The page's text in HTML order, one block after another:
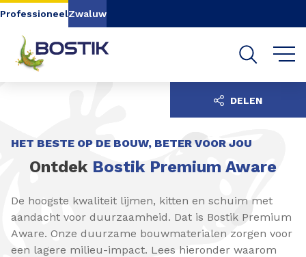
Go to content Go to navigation
ProfessioneelZwaluw
HET BESTE OP DE BOUW, BETER VOOR JOU
Ontdek Bostik Premium Aware
De hoogste kwaliteit lijmen, kitten en schuim met
aandacht voor duurzaamheid. Dat is Bostik Premium
Aware. Onze duurzame bouwmaterialen zorgen voor
een lagere milieu-impact. Lees hieronder waarom
DELEN